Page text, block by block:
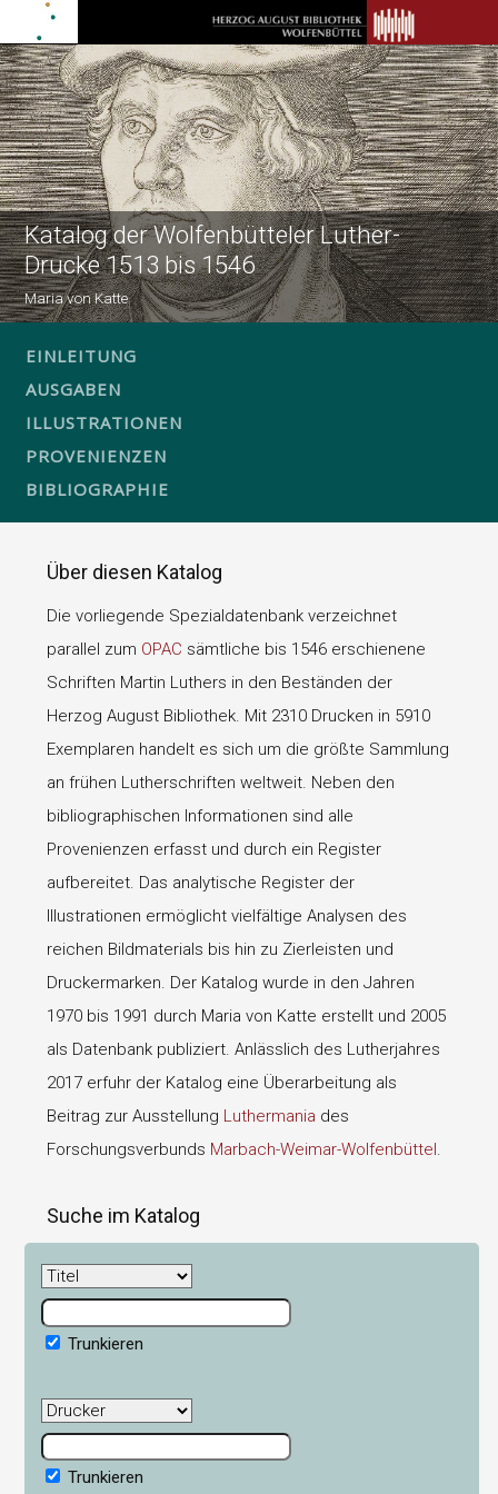
Katalog der Wolfenbütteler Luther-
Drucke 1513 bis 1546
Maria von Katte
EINLEITUNG
AUSGABEN
ILLUSTRATIONEN
PROVENIENZEN
BIBLIOGRAPHIE
Über diesen Katalog
Die vorliegende Spezialdatenbank verzeichnet
parallel zum OPAC sämtliche bis 1546 erschienene
Schriften Martin Luthers in den Beständen der
Herzog August Bibliothek. Mit 2310 Drucken in 5910
Exemplaren handelt es sich um die größte Sammlung
an frühen Lutherschriften weltweit. Neben den
bibliographischen Informationen sind alle
Provenienzen erfasst und durch ein Register
aufbereitet. Das analytische Register der
Illustrationen ermöglicht vielfältige Analysen des
reichen Bildmaterials bis hin zu Zierleisten und
Druckermarken. Der Katalog wurde in den Jahren
1970 bis 1991 durch Maria von Katte erstellt und 2005
als Datenbank publiziert. Anlässlich des Lutherjahres
2017 erfuhr der Katalog eine Überarbeitung als
Beitrag zur Ausstellung Luthermania des
Forschungsverbunds Marbach-Weimar-Wolfenbüttel.
Suche im Katalog
Trunkieren
Trunkieren